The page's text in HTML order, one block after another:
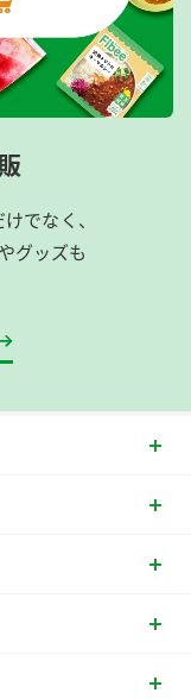
でなく、
グッズも